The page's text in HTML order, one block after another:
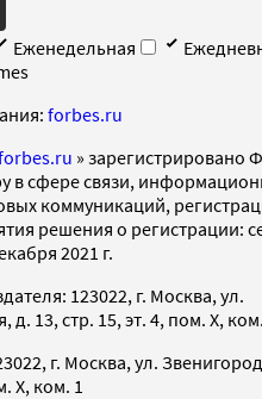
Еженедельная
forbes.ru
» зарегистрировано
в сфере связи,
коммуникаций,
решения о регистрации:
2021 г.
123022, г. Москва, ул.
д. 13, стр. 15, эт. 4, пом. X,
г. Москва, ул.
X, ком. 1